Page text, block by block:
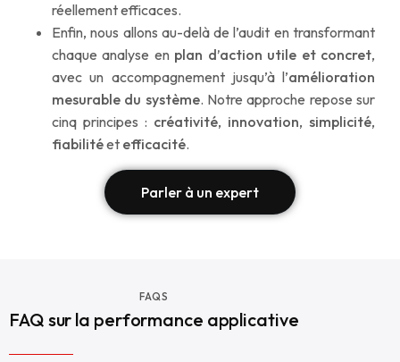
réellement efficaces.
Enfin, nous allons au-delà de l’audit en transformant
chaque analyse en plan d’action utile et concret,
avec un accompagnement jusqu’à l’amélioration
mesurable du système. Notre approche repose sur
cinq principes : créativité, innovation,simplicité,
fiabilitéet efficacité.
Parler à un expert
FAQS
FAQ sur la performance applicative